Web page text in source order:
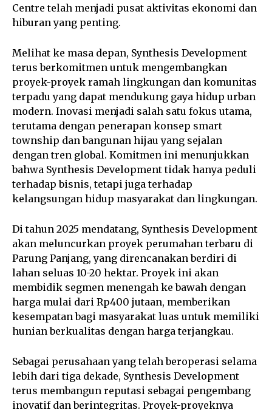
Centre telah menjadi pusat aktivitas ekonomi dan
hiburan yang penting.
Melihat ke masa depan, Synthesis Development
terus berkomitmen untuk mengembangkan
proyek-proyek ramah lingkungan dan komunitas
terpadu yang dapat mendukung gaya hidup urban
modern. Inovasi menjadi salah satu fokus utama,
terutama dengan penerapan konsep smart
township dan bangunan hijau yang sejalan
dengan tren global. Komitmen ini menunjukkan
bahwa Synthesis Development tidak hanya peduli
terhadap bisnis, tetapi juga terhadap
kelangsungan hidup masyarakat dan lingkungan.
Di tahun 2025 mendatang, Synthesis Development
akan meluncurkan proyek perumahan terbaru di
Parung Panjang, yang direncanakan berdiri di
lahan seluas 10-20 hektar. Proyek ini akan
membidik segmen menengah ke bawah dengan
harga mulai dari Rp400 jutaan, memberikan
kesempatan bagi masyarakat luas untuk memiliki
hunian berkualitas dengan harga terjangkau.
Sebagai perusahaan yang telah beroperasi selama
lebih dari tiga dekade, Synthesis Development
terus membangun reputasi sebagai pengembang
inovatif dan berintegritas. Proyek-proyeknya